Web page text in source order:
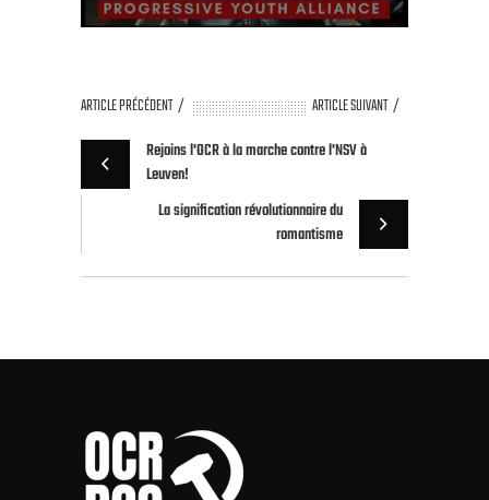
ARTICLE PRÉCÉDENT
ARTICLE SUIVANT
Rejoins l'OCR à la marche contre l'NSV à
Leuven!
La signification révolutionnaire du
romantisme